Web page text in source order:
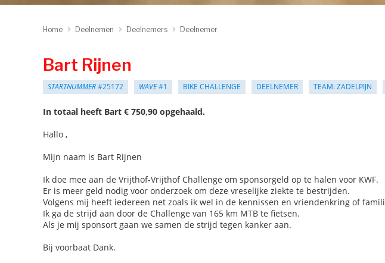
Home Deelnemen Deelnemers Deelnemer
Bart Rijnen
STARTNUMMER#25172 WAVE#1 BIKE CHALLENGE DEELNEMER TEAM: ZADELPIJN
In totaal heeft Bart € 750,90 opgehaald.
Hallo ,
Mijn naam is Bart Rijnen
Ik doe mee aan de Vrijthof-Vrijthof Challenge om sponsorgeld op te halen voor KWF.
Er is meer geld nodig voor onderzoek om deze vreselijke ziekte te bestrijden.
Volgens mij heeft iedereen net zoals ik wel in de kennissen en vriendenkring of
Ik ga de strijd aan door de Challenge van 165 km MTB te fietsen.
Als je mij sponsort gaan we samen de strijd tegen kanker aan.
Bij voorbaat Dank.